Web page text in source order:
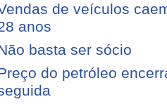
de veículos
anos
basta ser sócio
do petróleo